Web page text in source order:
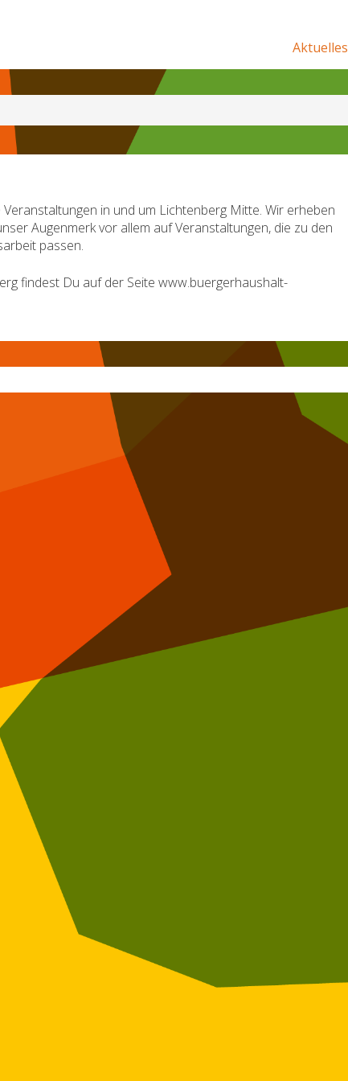
Aktuelles
in und um Lichtenberg Mitte. Wir erheben
Augenmerk vor allem auf Veranstaltungen, die zu den
passen.
findest Du auf der Seite www.buergerhaushalt-